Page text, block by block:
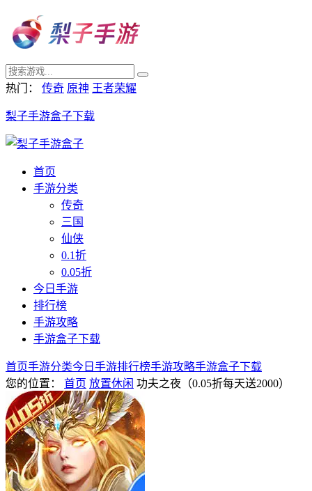
热门： 传奇 原神 王者荣耀
梨子手游盒子下载
首页
手游分类
传奇
三国
仙侠
0.1折
0.05折
今日手游
排行榜
手游攻略
手游盒子下载
首页手游分类今日手游排行榜手游攻略手游盒子下载
您的位置：
首页 放置休闲 功夫之夜（0.05折每天送2000）